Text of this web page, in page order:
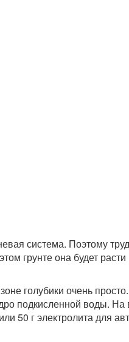
система. Поэтому
грунте она будет
голубики очень
подкисленной воды. На
50 г электролита для